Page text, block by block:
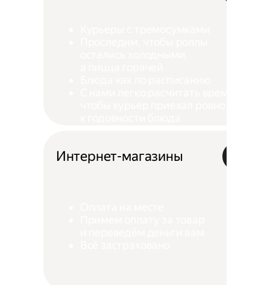
Интернет-магазины